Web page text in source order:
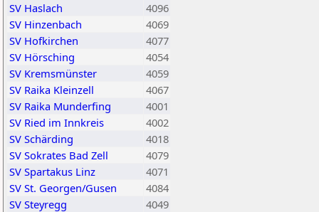
SV Haslach
4096
SV Hinzenbach
4069
SV Hofkirchen
4077
SV Hörsching
4054
SV Kremsmünster
4059
SV Raika Kleinzell
4067
SV Raika Munderfing
4001
SV Ried im Innkreis
4002
SV Schärding
4018
SV Sokrates Bad Zell
4079
SV Spartakus Linz
4071
SV St. Georgen/Gusen
4084
SV Steyregg
4049